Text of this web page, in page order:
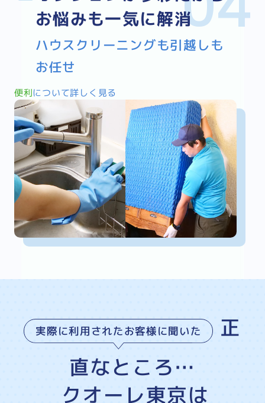
お悩みも一気に解消
ハウスクリーニングも引越しも
お任せ
便利について詳しく見る
実際に利用されたお客様に聞いた
正
直なところ…
クオーレ東京は